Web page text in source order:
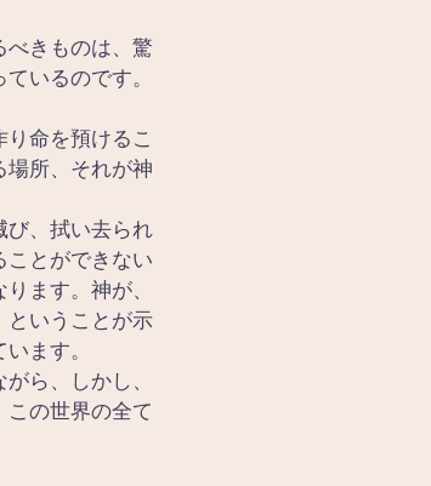
きものは、驚
いるのです。
命を預けるこ
場所、それが神
び、拭い去られ
ことができない
ます。神が、
ということが示
ます。
ら、しかし、
の世界の全て